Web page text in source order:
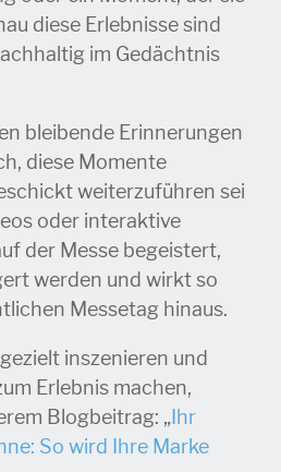
diese Erlebnisse sind
im Gedächtnis
bleibende Erinnerungen
diese Momente
weiterzuführen sei
oder interaktive
der Messe begeistert,
werden und wirkt so
Messetag hinaus.
inszenieren und
Erlebnis machen,
Blogbeitrag: „ Ihr
So wird Ihre Marke